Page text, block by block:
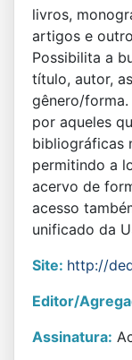
livros,
artigos e
Possibilita a
título, autor,
gênero/
por aqueles
bibliográficas
permitindo a
acervo de
acesso
unificado da
Site: http://
Editor/
Assinatura: